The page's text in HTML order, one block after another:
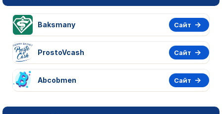
Baksmany Сайт
ProstoVcash Сайт
Abcobmen Сайт